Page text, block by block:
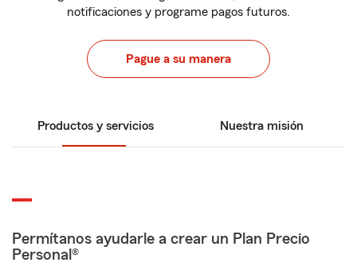
notificaciones y programe pagos futuros.
Pague a su manera
Productos y servicios Nuestra misión
Permítanos ayudarle a crear un Plan Precio
Personal®